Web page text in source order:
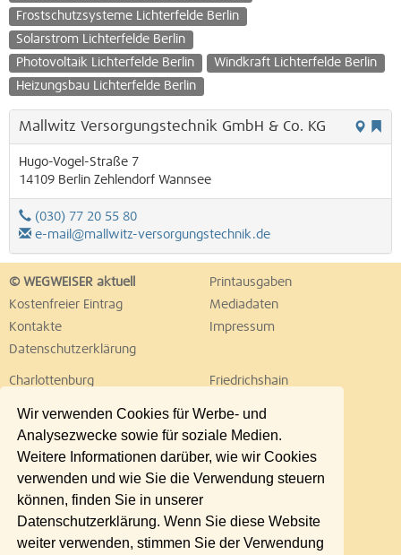
Wir verwenden Cookies für Werbe- und
Analysezwecke sowie für soziale Medien.
Weitere Informationen darüber, wie wir Cookies
verwenden und wie Sie die Verwendung steuern
können, finden Sie in unserer
Datenschutzerklärung. Wenn Sie diese Website
weiter verwenden, stimmen Sie der Verwendung
Frostschutzsysteme Lichterfelde Berlin
Solarstrom Lichterfelde Berlin
Photovoltaik Lichterfelde Berlin
Windkraft Lichterfelde Berlin
Heizungsbau Lichterfelde Berlin
Mallwitz Versorgungstechnik GmbH & Co. KG
Hugo-Vogel-Straße 7
14109 Berlin Zehlendorf Wannsee
(030) 77 20 55 80
e-mail@mallwitz-versorgungstechnik.de
© WEGWEISER aktuell
Printausgaben
Kostenfreier Eintrag
Mediadaten
Kontakte
Impressum
Datenschutzerklärung
Charlottenburg
Friedrichshain
Lichtenberg
Marzahn
Neukölln
Pankow
Reinickendorf
Schöneberg
Spandau
Steglitz